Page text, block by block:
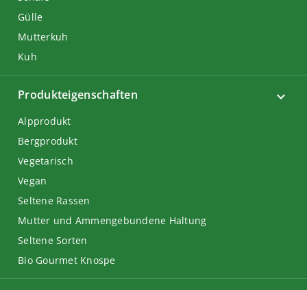
Gülle
Mutterkuh
Kuh
Produkteigenschaften
Alpprodukt
Bergprodukt
Vegetarisch
Vegan
Seltene Rassen
Mutter und Ammengebundene Haltung
Seltene Sorten
Bio Gourmet Knospe